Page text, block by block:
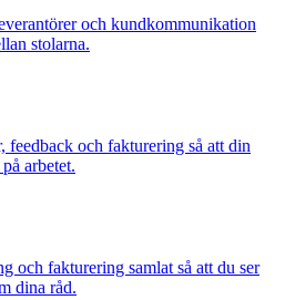
och kundkommunikation
stolarna.
feedback och fakturering så att din
arbetet.
och fakturering samlat så att du ser
dina råd.